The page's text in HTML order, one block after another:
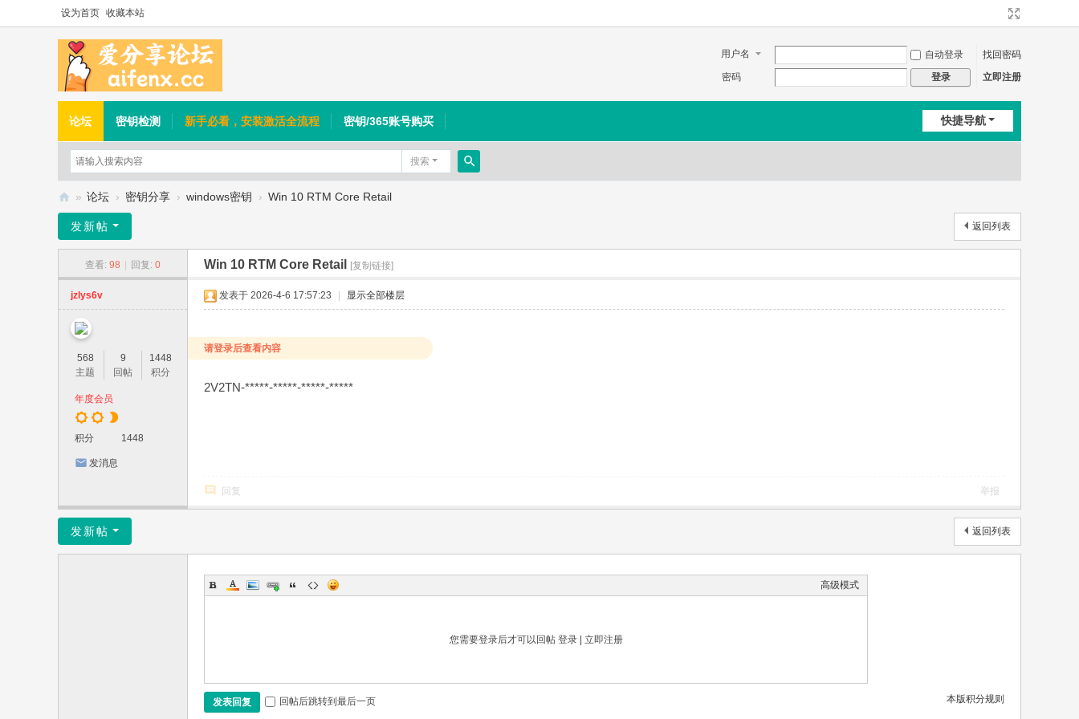
设为首页 收藏本站
用户名 自动登录
找回密码
密码
登录 立即注册
快捷导航
论坛 密钥检测 新手必看，安装激活全流程 密钥/365账号购买
搜索
搜
分
坛
» 论坛 › 密钥分享 › windows密钥 › Win 10 RTM Core Retail
返回列表
发新帖
查看: 98 回复: 0 Win 10 RTM Core Retail [复制链接]
jzlys6v
568
主题
9
回帖
1448
积分
年度会员
积分 1448
发消息
发表于 2026-4-6 17:57:23 显示全部楼层
请登录后查看内容
2V2TN-*****-*****-*****-*****
回复 举报
返回列表
发新帖
高级模式
您需要登录后才可以回帖 登录| 立即注册
本版积分规则
发表回复 回帖后跳转到最后一页